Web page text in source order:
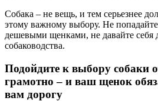
Собака – не вещь, и тем серьезнее
этому важному выбору. Не
дешевыми щенками, не давайте себя
собаководства.
Подойдите к выбору собаки
грамотно – и ваш щенок
вам дорогу